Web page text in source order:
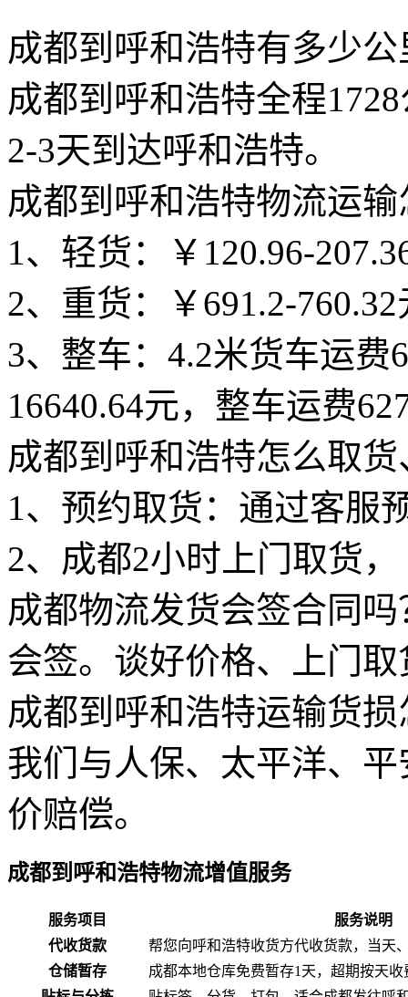
成都到呼和浩特有多少
成都到呼和浩特全程
2-3天到达呼和浩特。
成都到呼和浩特物流运
1、轻货：￥120.96-
2、重货：￥691.2-
3、整车：4.2米货车运费
16640.64元，整车运费
成都到呼和浩特怎么取
1、预约取货：通过客服
2、成都2小时上门取货
成都物流发货会签合同吗
会签。谈好价格、上门
成都到呼和浩特运输货
我们与人保、太平洋、
价赔偿。
成都到呼和浩特物流增值服务
服务项目
服务说明
代收货款
帮您向呼和浩特收货方代收货款，当天
仓储暂存
成都本地仓库免费暂存1天，超期按天